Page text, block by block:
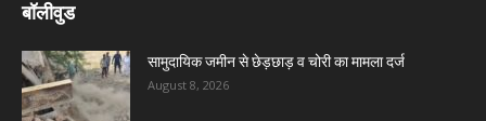
बॉलीवुड
सामुदायिक जमीन से छेड़छाड़ व चोरी का मामला दर्ज
August 8, 2026